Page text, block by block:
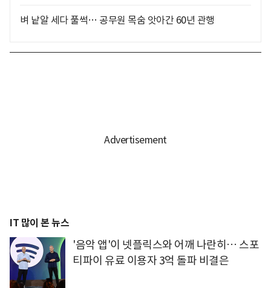
벼 낱알 세다 풀썩… 공무원 목숨 앗아간 60년 관행
IT 많이 본 뉴스
'음악 앱'이 넷플릭스와 어깨 나란히… 스포
티파이 유료 이용자 3억 돌파 비결은